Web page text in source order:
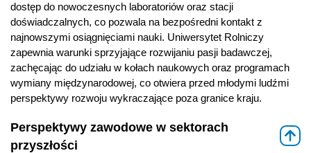
dostęp do nowoczesnych laboratoriów oraz stacji
doświadczalnych, co pozwala na bezpośredni kontakt z
najnowszymi osiągnięciami nauki. Uniwersytet Rolniczy
zapewnia warunki sprzyjające rozwijaniu pasji badawczej,
zachęcając do udziału w kołach naukowych oraz programach
wymiany międzynarodowej, co otwiera przed młodymi ludźmi
perspektywy rozwoju wykraczające poza granice kraju.
Perspektywy zawodowe w sektorach
przyszłości